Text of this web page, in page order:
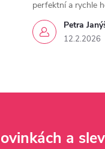
Petra
12.2.2026
perfektní a rychle
a